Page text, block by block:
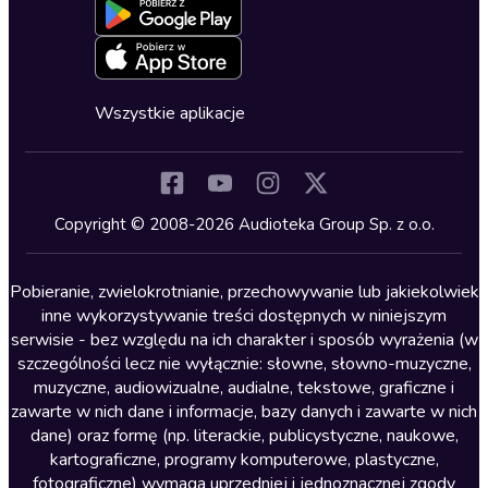
Kryminały
Lektury szkolne
Literatura anglojęzyczna
Literatura faktu
Literatura obyczajowa
Literatura piękna obca
Literatura piękna polska
Nagrania relaksacyjne
Deklaracja dostępności
Oferta dla firm i bibliotek
Blog
Zapowiedzi
Cykle audiobooków
Wszystkie aplikacje
Copyright © 2008-2026 Audioteka Group Sp. z o.o.
Pobieranie, zwielokrotnianie, przechowywanie lub jakiekolwiek
inne wykorzystywanie treści dostępnych w niniejszym
serwisie - bez względu na ich charakter i sposób wyrażenia (w
szczególności lecz nie wyłącznie: słowne, słowno-muzyczne,
muzyczne, audiowizualne, audialne, tekstowe, graficzne i
zawarte w nich dane i informacje, bazy danych i zawarte w nich
dane) oraz formę (np. literackie, publicystyczne, naukowe,
kartograficzne, programy komputerowe, plastyczne,